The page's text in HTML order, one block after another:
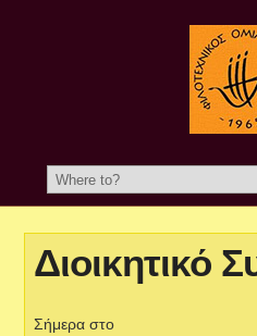
Διοικητικό
Σήμερα στο